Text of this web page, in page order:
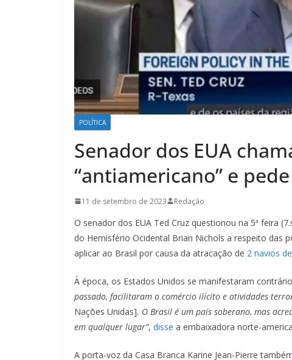
POLÍTICA
Senador dos EUA
“antiamericano” e
11 de setembro de 2023 Redação
O senador dos EUA Ted Cruz questionou na 5ª feira
do Hemisfério Ocidental Brian Nichols a respeito das
aplicar ao Brasil por causa da atracação de 2 navios
À época, os Estados Unidos se manifestaram
passado, facilitaram o comércio ilícito e atividades
Nações Unidas]. O Brasil é um país soberano, mas
em qualquer lugar”, disse a embaixadora norte-
A porta-voz da Casa Branca Karine Jean-Pierre